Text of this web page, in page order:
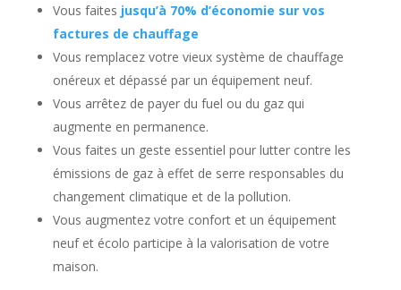
Vous faites jusqu’à 70% d’économie sur vos
factures de chauffage
Vous remplacez votre vieux système de chauffage
onéreux et dépassé par un équipement neuf.
Vous arrêtez de payer du fuel ou du gaz qui
augmente en permanence.
Vous faites un geste essentiel pour lutter contre les
émissions de gaz à effet de serre responsables du
changement climatique et de la pollution.
Vous augmentez votre confort et un équipement
neuf et écolo participe à la valorisation de votre
maison.